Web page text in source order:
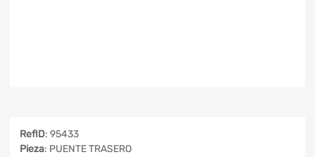
RefID: 95433
Pieza: PUENTE TRASERO